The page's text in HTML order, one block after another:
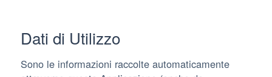
Dati di Utilizzo
Sono le informazioni raccolte automaticamente